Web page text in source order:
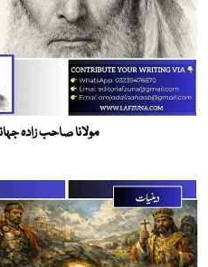
مولانا صاحب زادہ